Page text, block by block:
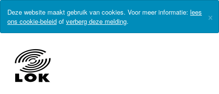
Deze website maakt gebruik van cookies. Voor meer informatie: lees
ons cookie-beleid of verberg deze melding. ×